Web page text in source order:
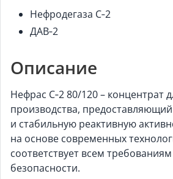
Нефродегаза С‑2
ДАВ‑2
Описание
Нефрас С‑2 80/120 – концентрат
производства,
и стабильную реактивную
на основе современных
соответствует всем
безопасности.